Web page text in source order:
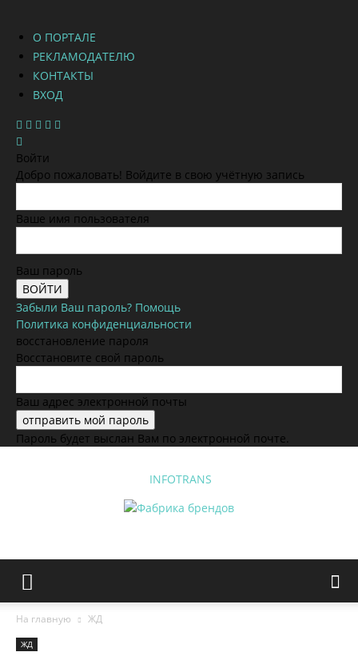
О ПОРТАЛЕ
РЕКЛАМОДАТЕЛЮ
КОНТАКТЫ
ВХОД
Войти
Добро пожаловать! Войдите в свою учётную запись
Ваше имя пользователя
Ваш пароль
Забыли Ваш пароль? Помощь
Политика конфиденциальности
восстановление пароля
Восстановите свой пароль
Ваш адрес электронной почты
Пароль будет выслан Вам по электронной почте.
INFOTRANS
На главную ЖД
ЖД